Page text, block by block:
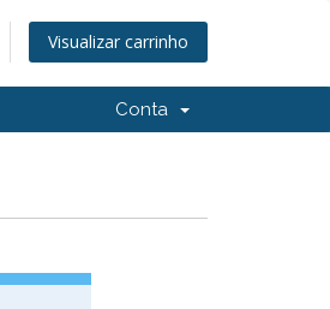
Visualizar carrinho
Conta